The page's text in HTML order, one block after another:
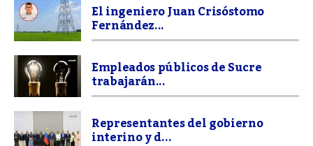
El ingeniero Juan Crisóstomo
Fernández...
Empleados públicos de Sucre
trabajarán...
Representantes del gobierno
interino y d...